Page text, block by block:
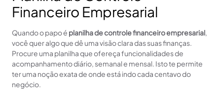
Financeiro Empresarial
Quando o papo é planilha de controle financeiro empresarial,
você quer algo que dê uma visão clara das suas finanças.
Procure uma planilha que ofereça funcionalidades de
acompanhamento diário, semanal e mensal. Isto te permite
ter uma noção exata de onde está indo cada centavo do
negócio.